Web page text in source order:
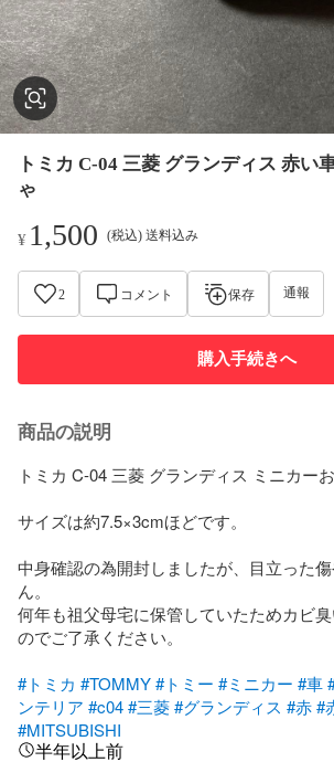
トミカ C-04 三菱 グランディス 赤い
ゃ
¥ 1,500 (税込) 送料込み
2 コメント 保存 通報
購入手続きへ
商品の説明
トミカ C-04 三菱 グランディス ミニカー
サイズは約7.5×3cmほどです。
中身確認の為開封しましたが、目立った
ん。
何年も祖父母宅に保管していたためカビ
のでご了承ください。
#トミカ #TOMMY#トミー #ミニカー #車
ンテリア #c04#三菱#グランディス #赤#
#MITSUBISHI
半年以上前